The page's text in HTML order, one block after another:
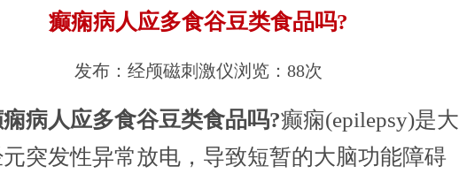
癫痫病人应多食谷豆类食品吗?
发布：经颅磁刺激仪浏览：88次
病人应多食谷豆类食品吗?癫痫(epilepsy)是大
突发性异常放电，导致短暂的大脑功能障碍